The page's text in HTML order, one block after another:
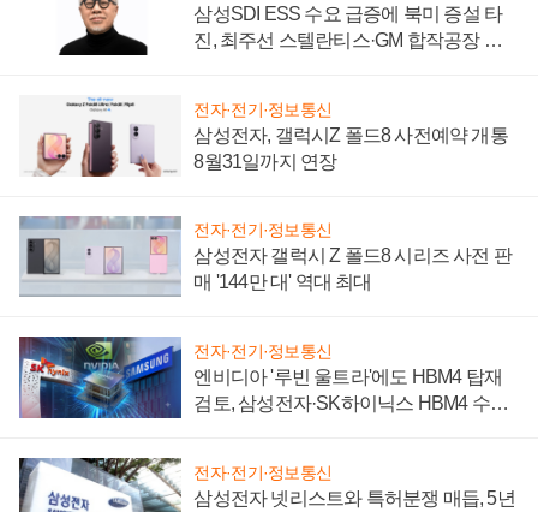
삼성SDI ESS 수요 급증에 북미 증설 타
진, 최주선 스텔란티스·GM 합작공장 건
전자·전기·정보통신
삼성전자, 갤럭시Z 폴드8 사전예약 개통
8월31일까지 연장
전자·전기·정보통신
삼성전자 갤럭시 Z 폴드8 시리즈 사전 판
매 '144만 대' 역대 최대
전자·전기·정보통신
엔비디아 '루빈 울트라'에도 HBM4 탑재
검토, 삼성전자·SK하이닉스 HBM4 수율
전자·전기·정보통신
삼성전자 넷리스트와 특허분쟁 매듭, 5년